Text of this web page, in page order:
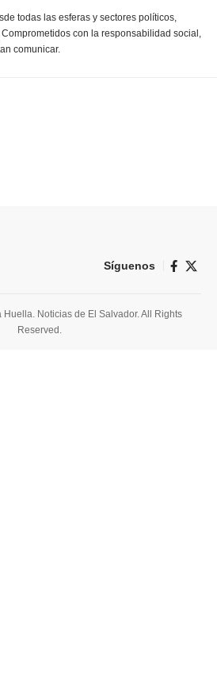
todas las esferas y sectores políticos,
con la responsabilidad social,
comunicar.
Síguenos
Noticias de El Salvador. All Rights
Reserved.